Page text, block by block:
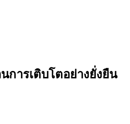
การเติบโตอย่างยั่งยืน